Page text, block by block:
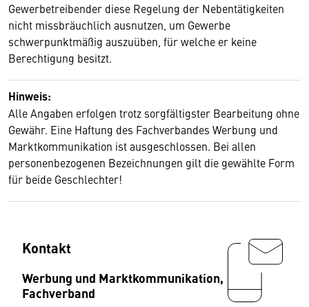
Gewerbetreibender diese Regelung der Nebentätigkeiten
nicht missbräuchlich ausnutzen, um Gewerbe
schwerpunktmäßig auszuüben, für welche er keine
Berechtigung besitzt.
Hinweis:
Alle Angaben erfolgen trotz sorgfältigster Bearbeitung ohne
Gewähr. Eine Haftung des Fachverbandes Werbung und
Marktkommunikation ist ausgeschlossen. Bei allen
personenbezogenen Bezeichnungen gilt die gewählte Form
für beide Geschlechter!
Kontakt
Werbung und Marktkommunikation,
Fachverband